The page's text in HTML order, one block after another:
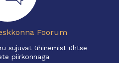
Foorum
sujuvat ühinemist ühtse
piirkonnaga